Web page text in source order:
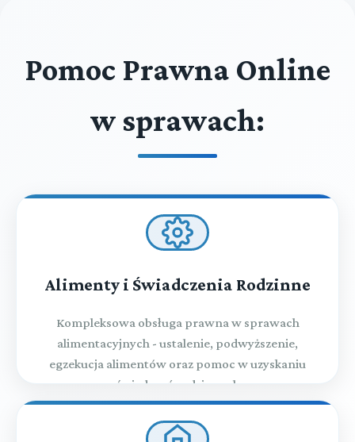
Pomoc Prawna Online
w sprawach:
Alimenty i Świadczenia Rodzinne
Kompleksowa obsługa prawna w sprawach
alimentacyjnych - ustalenie, podwyższenie,
egzekucja alimentów oraz pomoc w uzyskaniu
świadczeń rodzinnych